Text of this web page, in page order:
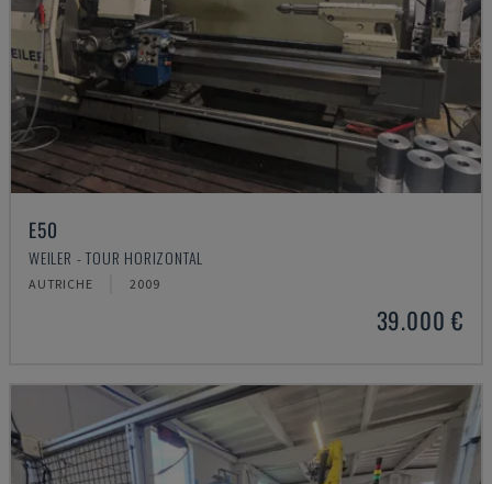
E50
WEILER - TOUR HORIZONTAL
AUTRICHE 2009
39.000 €